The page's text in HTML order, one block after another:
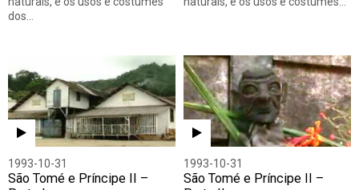
dos…
1993-10-31
São Tomé e Príncipe II –
1993-10-31
São Tomé e Príncipe II –